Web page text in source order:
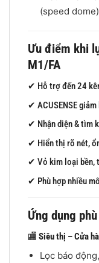
(speed
Ưu điểm khi
M1/FA
✔ Hỗ trợ đến 24
✔ ACUSENSE
✔ Nhận diện & tìm
✔ Hiển thị rõ nét,
✔ Vỏ kim loại bền,
✔ Phù hợp nhiều
Ứng dụng
🏬 Siêu thị – Cửa
Lọc báo